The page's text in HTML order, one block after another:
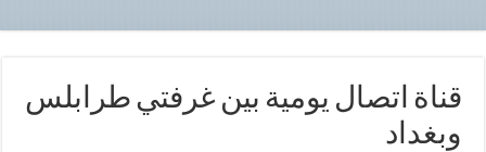
قناة اتصال يومية بين غرفتي طرابلس
وبغداد